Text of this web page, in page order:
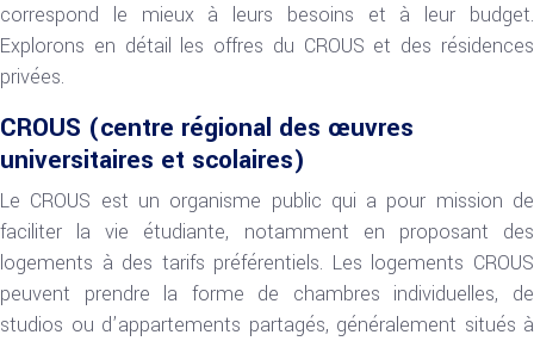
correspond le mieux à leurs besoins et à leur budget.
Explorons en détail les offres du CROUS et des résidences
privées.
CROUS (centre régional des œuvres
universitaires et scolaires)
Le CROUS est un organisme public qui a pour mission de
faciliter la vie étudiante, notamment en proposant des
logements à des tarifs préférentiels. Les logements CROUS
peuvent prendre la forme de chambres individuelles, de
studios ou d’appartements partagés, généralement situés à